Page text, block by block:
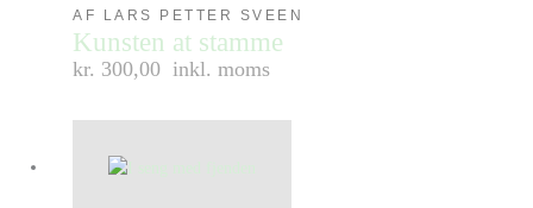
AF LARS PETTER SVEEN
Kunsten at stamme
kr. 300,00 inkl. moms